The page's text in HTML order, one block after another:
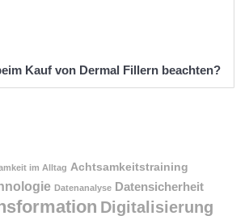
Kauf von Dermal Fillern beachten?
im Alltag Achtsamkeitstraining
Datenanalyse Datensicherheit
Digitalisierung